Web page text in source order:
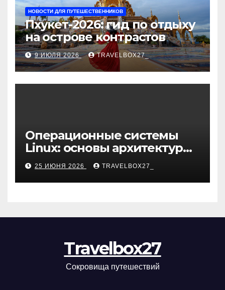
НОВОСТИ ДЛЯ ПУТЕШЕСТВЕННИКОВ
Пхукет-2026: гид по отдыху
на острове контрастов
9 ИЮЛЯ 2026 TRAVELBOX27_
Операционные системы
Linux: основы архитектуры,
компоненты и области
применения
25 ИЮНЯ 2026 TRAVELBOX27_
Travelbox27
Сокровища путешествий